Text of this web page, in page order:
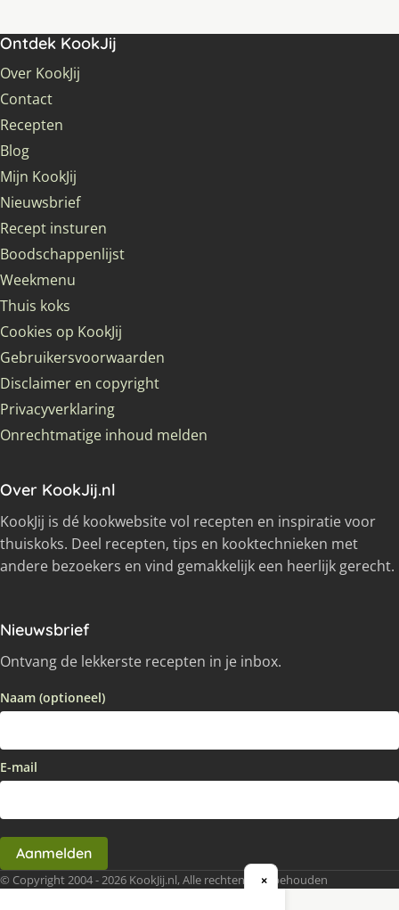
Ontdek KookJij
Over KookJij
Contact
Recepten
Blog
Mijn KookJij
Nieuwsbrief
Recept insturen
Boodschappenlijst
Weekmenu
Thuis koks
Cookies op KookJij
Gebruikersvoorwaarden
Disclaimer en copyright
Privacyverklaring
Onrechtmatige inhoud melden
Over KookJij.nl
KookJij is dé kookwebsite vol recepten en inspiratie voor
thuiskoks. Deel recepten, tips en kooktechnieken met
andere bezoekers en vind gemakkelijk een heerlijk gerecht.
Nieuwsbrief
Ontvang de lekkerste recepten in je inbox.
Naam (optioneel)
E-mail
Aanmelden
© Copyright 2004 - 2026 KookJij.nl, Alle rechten voorbehouden
×